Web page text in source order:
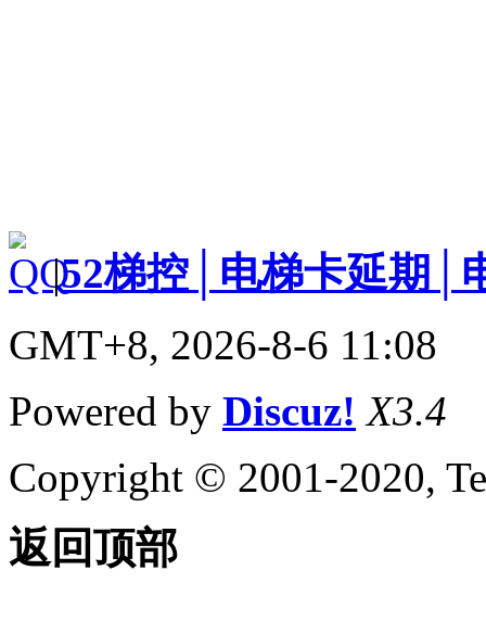
|52梯控│电梯卡延期│
GMT+8, 2026-8-6 11:08
Powered by Discuz! X3.4
Copyright © 2001-2020,
返回顶部